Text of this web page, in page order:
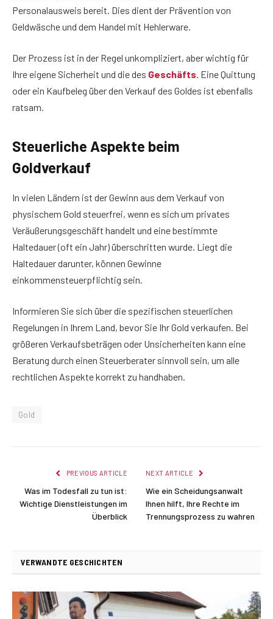
Personalausweis bereit. Dies dient der Prävention von
Geldwäsche und dem Handel mit Hehlerware.
Der Prozess ist in der Regel unkompliziert, aber wichtig für
Ihre eigene Sicherheit und die des Geschäfts. Eine Quittung
oder ein Kaufbeleg über den Verkauf des Goldes ist ebenfalls
ratsam.
Steuerliche Aspekte beim
Goldverkauf
In vielen Ländern ist der Gewinn aus dem Verkauf von
physischem Gold steuerfrei, wenn es sich um privates
Veräußerungsgeschäft handelt und eine bestimmte
Haltedauer (oft ein Jahr) überschritten wurde. Liegt die
Haltedauer darunter, können Gewinne
einkommensteuerpflichtig sein.
Informieren Sie sich über die spezifischen steuerlichen
Regelungen in Ihrem Land, bevor Sie Ihr Gold verkaufen. Bei
größeren Verkaufsbeträgen oder Unsicherheiten kann eine
Beratung durch einen Steuerberater sinnvoll sein, um alle
rechtlichen Aspekte korrekt zu handhaben.
Gold
PREVIOUS ARTICLE
Was im Todesfall zu tun ist:
Wichtige Dienstleistungen im
Überblick
NEXT ARTICLE
Wie ein Scheidungsanwalt
Ihnen hilft, Ihre Rechte im
Trennungsprozess zu wahren
VERWANDTE GESCHICHTEN